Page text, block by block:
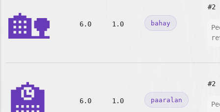
🏡 6.0 1.0 bahay
#2
🏫 6.0 1.0 paaralan
#2